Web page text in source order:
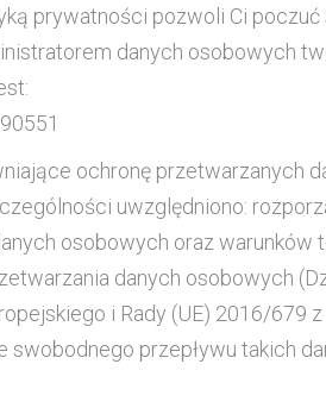
prywatności pozwoli Ci
danych osobowych
ochronę przetwarzanych
uwzględniono:
osobowych oraz warunków
danych osobowych
i Rady (UE) 2016/679
przepływu takich